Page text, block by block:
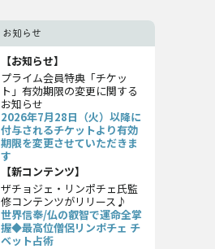
お知らせ
【お知らせ】
プライム会員特典「チケッ
ト」有効期限の変更に関する
お知らせ
2026年7月28日（火）以降に
付与されるチケットより有効
期限を変更させていただきま
す
【新コンテンツ】
ザチョジェ・リンポチェ氏監
修コンテンツがリリース♪
世界信奉/仏の叡智で運命全掌
握◆最高位僧侶リンポチェ チ
ベット占術